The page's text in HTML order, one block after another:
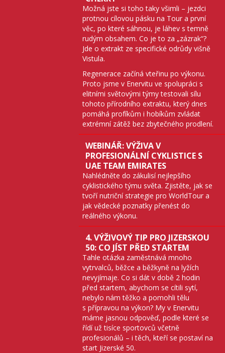
Možná jste si toho taky všimli – jezdci
protnou cílovou pásku na Tour a první
věc, po které sáhnou, je láhev s temně
rudým obsahem. Co je to za „zázrak“?
Jde o extrakt ze specifické odrůdy višně
Vistula.
Regenerace začíná vteřinu po výkonu.
Proto jsme v Enervitu ve spolupráci s
elitními světovými týmy testovali sílu
tohoto přírodního extraktu, který dnes
pomáhá profíkům i hobíkům zvládat
extrémní zátěž bez zbytečného prodlení.
WEBINÁŘ: VÝŽIVA V
PROFESIONÁLNÍ CYKLISTICE S
UAE TEAM EMIRATES
Nahlédněte do zákulisí nejlepšího
cyklistického týmu světa. Zjistěte, jak se
tvoří nutriční strategie pro WorldTour a
jak vědecké poznatky přenést do
reálného výkonu.
4. VÝŽIVOVÝ TIP PRO JIZERSKOU
50: CO JÍST PŘED STARTEM
Tahle otázka zaměstnává mnoho
vytrvalců, běžce a běžkyně na lyžích
nevyjímaje. Co si dát v době 2 hodin
před startem, abychom se cítili sytí,
nebylo nám těžko a pomohli tělu
s přípravou na výkon? My v Enervitu
máme jasnou odpověď, podle které se
řídí už tisíce sportovců včetně
profesionálů – i těch, kteří se postaví na
start Jizerské 50.